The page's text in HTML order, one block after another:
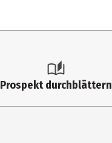
Prospekt durchblättern